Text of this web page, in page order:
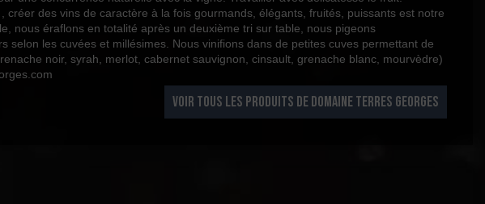
des vins de caractère à la fois gourmands, élégants, fruités, puissants est notre
nous éraflons en totalité après un deuxième tri sur table, nous pigeons
les cuvées et millésimes. Nous vinifions dans de petites cuves permettant de
noir, syrah, merlot, cabernet sauvignon, cinsault, grenache blanc, mourvèdre)
VOIR TOUS LES PRODUITS DE DOMAINE TERRES GEORGES